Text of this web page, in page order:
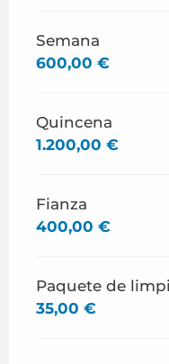
Semana
600,00 €
Quincena
1.200,00 €
Fianza
400,00 €
Paquete de
35,00 €